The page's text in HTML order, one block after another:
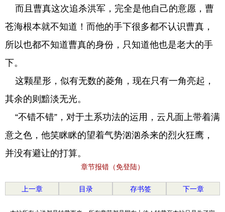
而且曹真这次追杀洪军，完全是他自己的意愿，曹
苍海根本就不知道！而他的手下很多都不认识曹真，
所以也都不知道曹真的身份，只知道他也是老大的手
下。
这颗星形，似有无数的菱角，现在只有一角亮起，
其余的则黯淡无光。
“不错不错”，对于土系功法的运用，云凡面上带着满
意之色，他笑眯眯的望着气势汹汹杀来的烈火狂鹰，
并没有避让的打算。
章节报错（免登陆）
上一章 目录 存书签 下一章